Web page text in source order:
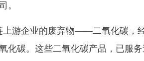
。
游企业的废弃物——二氧化碳，
化碳。这些二氧化碳产品，已服